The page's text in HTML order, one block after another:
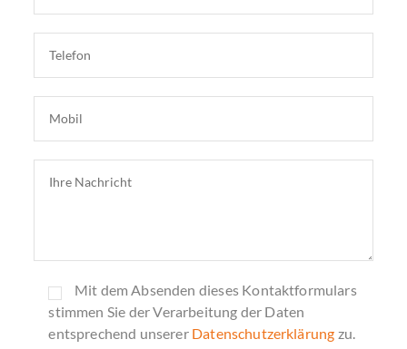
Mit dem Absenden dieses Kontaktformulars
stimmen Sie der Verarbeitung der Daten
entsprechend unserer Datenschutzerklärung zu.